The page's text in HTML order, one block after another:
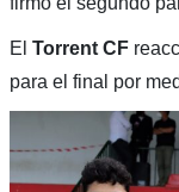
El Torrent CF
para el final por